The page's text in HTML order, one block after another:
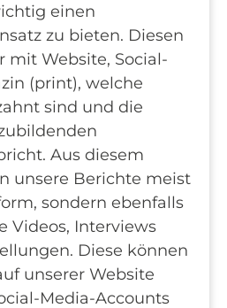
einen
zu bieten. Diesen
mit Website, Social-
(print), welche
sind und die
Aus diesem
unsere Berichte meist
sondern ebenfalls
Videos, Interviews
Diese können
unserer Website
Media-Accounts